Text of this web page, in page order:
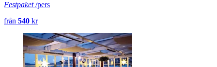
Festpaket/pers
från 540 kr